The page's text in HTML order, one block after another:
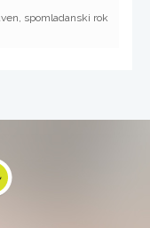
spomladanski rok